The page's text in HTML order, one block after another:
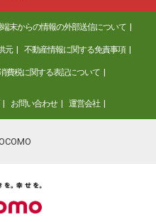
末からの情報の外部送信について
元 不動産情報に関する免責事項
費税に関する表記について
お問い合わせ 運営会社